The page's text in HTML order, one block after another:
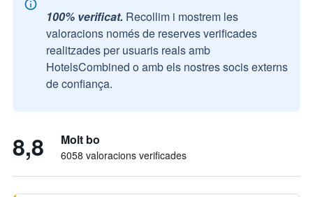
100% verificat. Recollim i mostrem les
valoracions només de reserves verificades
realitzades per usuaris reals amb
HotelsCombined o amb els nostres socis externs
de confiança.
8,8 Molt bo
6058 valoracions verificades